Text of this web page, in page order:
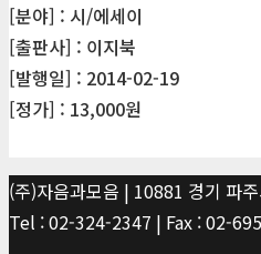
[분야] : 시/에세이
[출판사] : 이지북
[발행일] : 2014-02-19
[정가] : 13,000원
(주)자음과모음 | 10881 경기 파
Tel : 02-324-2347 | Fax : 02-